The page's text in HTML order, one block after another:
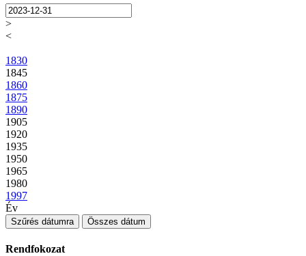
>
<
1830
1845
1860
1875
1890
1905
1920
1935
1950
1965
1980
1997
Év
Szűrés dátumra Összes dátum
Rendfokozat